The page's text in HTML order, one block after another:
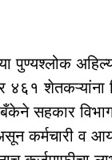
पुण्यश्लोक
४६१
सहकार
कर्मचारी व